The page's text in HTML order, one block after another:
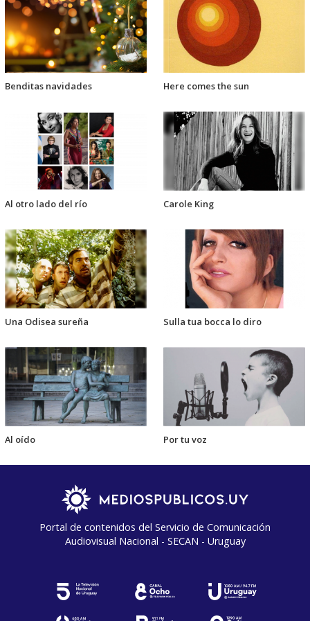
Benditas navidades Here comes the sun
Al otro lado del río Carole King
Una Odisea sureña Sulla tua bocca lo diro
Al oído Por tu voz
Portal de contenidos del Servicio de Comunicación
Audiovisual Nacional - SECAN - Uruguay